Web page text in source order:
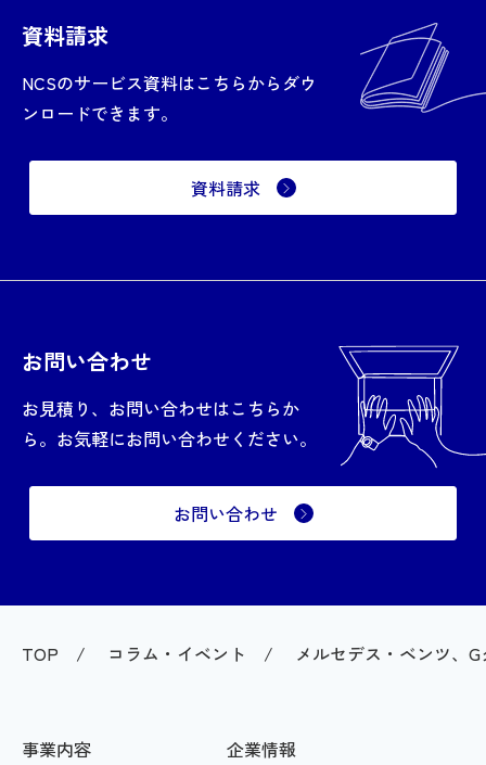
資料請求
NCSのサービス資料はこちらからダウ
ンロードできます。
資料請求
お問い合わせ
お見積り、お問い合わせはこちらか
ら。お気軽にお問い合わせください。
お問い合わせ
TOP コラム・イベント メルセデス・ベンツ、
事業内容
企業情報